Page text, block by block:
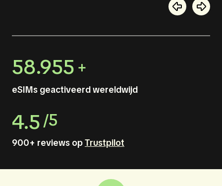
58.955 +
eSIMs geactiveerd wereldwijd
4.5/5
900+ reviews opTrustpilot